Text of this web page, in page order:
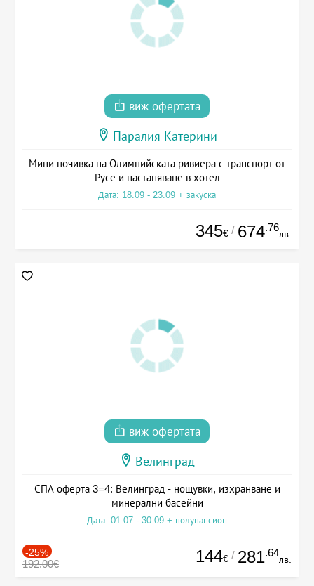
виж офертата
Паралия Катерини
Мини почивка на Олимпийската ривиера с транспорт от
Русе и настаняване в хотел
Дата: 18.09 - 23.09 + закуска
345€ / 674.76
лв.
виж офертата
Велинград
СПА оферта 3=4: Велинград - нощувки, изхранване и
минерални басейни
Дата: 01.07 - 30.09 + полупансион
-25%
192.00€ 144€ / 281.64
лв.